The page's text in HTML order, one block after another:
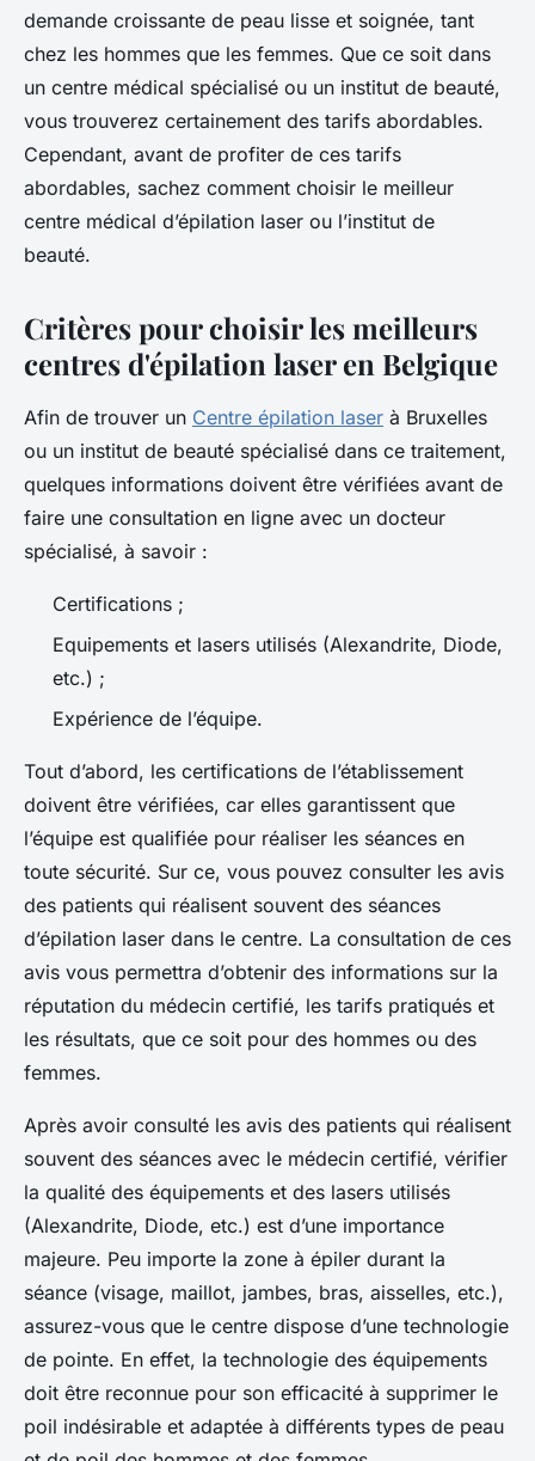
demande croissante de peau lisse et soignée, tant
chez les hommes que les femmes. Que ce soit dans
un centre médical spécialisé ou un institut de beauté,
vous trouverez certainement des tarifs abordables.
Cependant, avant de profiter de ces tarifs
abordables, sachez comment choisir le meilleur
centre médical d’épilation laser ou l’institut de
beauté.
Critères pour choisir les meilleurs
centres d'épilation laser en Belgique
Afin de trouver un Centre épilation laser à Bruxelles
ou un institut de beauté spécialisé dans ce traitement,
quelques informations doivent être vérifiées avant de
faire une consultation en ligne avec un docteur
spécialisé, à savoir :
Certifications ;
Equipements et lasers utilisés (Alexandrite, Diode,
etc.) ;
Expérience de l’équipe.
Tout d’abord, les certifications de l’établissement
doivent être vérifiées, car elles garantissent que
l’équipe est qualifiée pour réaliser les séances en
toute sécurité. Sur ce, vous pouvez consulter les avis
des patients qui réalisent souvent des séances
d’épilation laser dans le centre. La consultation de ces
avis vous permettra d’obtenir des informations sur la
réputation du médecin certifié, les tarifs pratiqués et
les résultats, que ce soit pour des hommes ou des
femmes.
Après avoir consulté les avis des patients qui réalisent
souvent des séances avec le médecin certifié, vérifier
la qualité des équipements et des lasers utilisés
(Alexandrite, Diode, etc.) est d’une importance
majeure. Peu importe la zone à épiler durant la
séance (visage, maillot, jambes, bras, aisselles, etc.),
assurez-vous que le centre dispose d’une technologie
de pointe. En effet, la technologie des équipements
doit être reconnue pour son efficacité à supprimer le
poil indésirable et adaptée à différents types de peau